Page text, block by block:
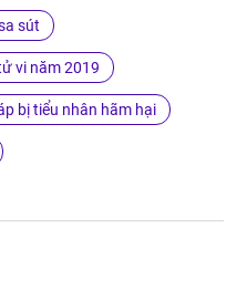
sút
vi năm 2019
bị tiểu nhân hãm hại